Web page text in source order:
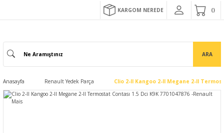
KARGOM NEREDE
ARA
Anasayfa Renault Yedek Parça Clio 2-II Kangoo 2-II Megane 2-II